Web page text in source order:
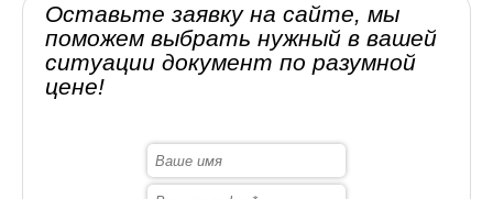
Оставьте заявку на сайте, мы
поможем выбрать нужный в вашей
ситуации документ по разумной
цене!